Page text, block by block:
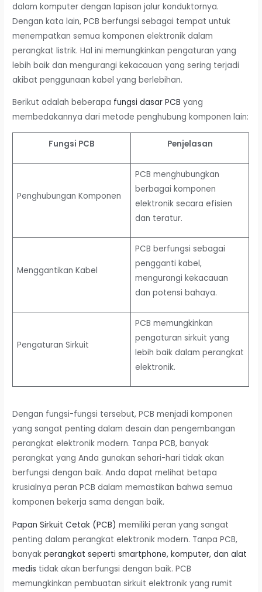
dalam komputer dengan lapisan jalur konduktornya.
Dengan kata lain, PCB berfungsi sebagai tempat untuk
menempatkan semua komponen elektronik dalam
perangkat listrik. Hal ini memungkinkan pengaturan yang
lebih baik dan mengurangi kekacauan yang sering terjadi
akibat penggunaan kabel yang berlebihan.
Berikut adalah beberapa fungsi dasar PCB yang
membedakannya dari metode penghubung komponen lain:
Fungsi PCB Penjelasan
Penghubungan Komponen
PCB menghubungkan
berbagai komponen
elektronik secara efisien
dan teratur.
Menggantikan Kabel
PCB berfungsi sebagai
pengganti kabel,
mengurangi kekacauan
dan potensi bahaya.
Pengaturan Sirkuit
PCB memungkinkan
pengaturan sirkuit yang
lebih baik dalam perangkat
elektronik.
Dengan fungsi-fungsi tersebut, PCB menjadi komponen
yang sangat penting dalam desain dan pengembangan
perangkat elektronik modern. Tanpa PCB, banyak
perangkat yang Anda gunakan sehari-hari tidak akan
berfungsi dengan baik. Anda dapat melihat betapa
krusialnya peran PCB dalam memastikan bahwa semua
komponen bekerja sama dengan baik.
Papan Sirkuit Cetak (PCB) memiliki peran yang sangat
penting dalam perangkat elektronik modern. Tanpa PCB,
banyakperangkat seperti smartphone, komputer, dan alat
medis tidak akan berfungsi dengan baik. PCB
memungkinkan pembuatan sirkuit elektronik yang rumit